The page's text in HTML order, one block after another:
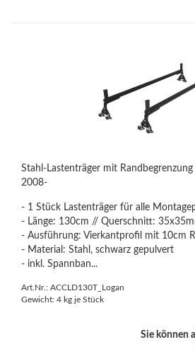
Stahl-Lastenträger mit
2008-
- 1 Stück Lastenträger für alle
- Länge: 130cm // Querschnitt:
- Ausführung: Vierkantprofil mit 10cm
- Material: Stahl, schwarz gepulvert
- inkl. Spannban...
Art.Nr.: ACCLD130T_Logan
Gewicht: 4 kg je Stück
Sie können